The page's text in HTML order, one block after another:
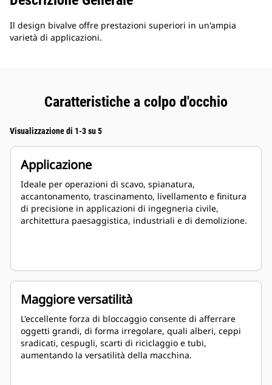
Il design bivalve offre prestazioni superiori in un'ampia
varietà di applicazioni.
Caratteristiche a colpo d'occhio
Visualizzazione di 1-3 su 5
Applicazione
Ideale per operazioni di scavo, spianatura,
accantonamento, trascinamento, livellamento e finitura
di precisione in applicazioni di ingegneria civile,
architettura paesaggistica, industriali e di demolizione.
Maggiore versatilità
L'eccellente forza di bloccaggio consente di afferrare
oggetti grandi, di forma irregolare, quali alberi, ceppi
sradicati, cespugli, scarti di riciclaggio e tubi,
aumentando la versatilità della macchina.